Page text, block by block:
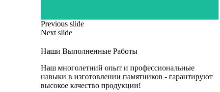
Previous slide
Next slide
Наши Выполненные Работы
Наш многолетний опыт и профессиональные
навыки в изготовлении памятников - гарантируют
высокое качество продукции!